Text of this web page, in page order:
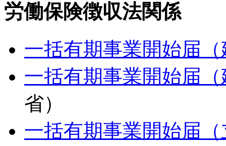
労働保険徴収法関係
一括有期事業開始届
一括有期事業開始届
省）
一括有期事業開始届